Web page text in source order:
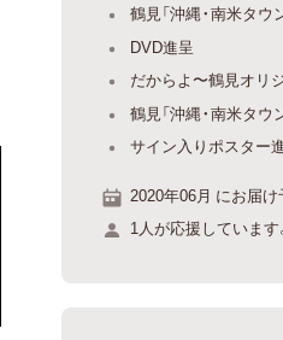
鶴見「沖縄・南米タウ
DVD進呈
だからよ〜鶴見オリ
鶴見「沖縄・南米タウ
サイン入りポスター
2020年06月 にお届け
1人が応援しています